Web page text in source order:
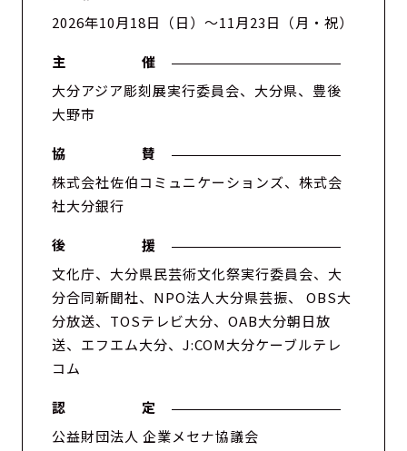
Entry
About/Access
language
日本語
English
한국어
ไทย
Bahasa Melayu
2026年10月18日（日）～11月23日（月・祝）
主 催
大分アジア彫刻展実行委員会、大分県、豊後
大野市
協 賛
株式会社佐伯コミュニケーションズ、株式会
社大分銀行
後 援
文化庁、大分県民芸術文化祭実行委員会、大
分合同新聞社、NPO法人大分県芸振、 OBS大
分放送、TOSテレビ大分、OAB大分朝日放
送、エフエム大分、J:COM大分ケーブルテレ
コム
認 定
公益財団法人 企業メセナ協議会